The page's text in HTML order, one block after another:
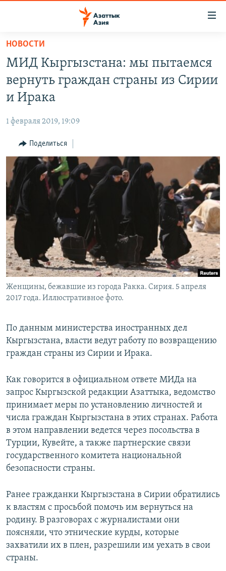
Вернуться
основному
содержанию
Вернутся
главной
навигации
Вернутся
поиску
КЫРГЫЗСТАН
ТАДЖИКИСТАН
НОВОСТИ
ВОЙНА В УКРАИНЕ
ҚАЗАҚША
КЫРГЫЗЧА
ЎЗБЕКЧА
ТОҶИКӢ
TÜRKMENÇE
Все сайты РСЕ/РС
НОВОСТИ
МИД Кыргызстана: мы пытаемся
вернуть граждан страны из Сирии
и Ирака
1 февраля 2019, 19:09
Поделиться
Женщины, бежавшие из города Ракка. Сирия. 5 апреля
2017 года. Иллюстративное фото.
По данным министерства иностранных дел
Кыргызстана, власти ведут работу по возвращению
граждан страны из Сирии и Ирака.
Как говорится в официальном ответе МИДа на
запрос Кыргызской редакции Азаттыка, ведомство
принимает меры по установлению личностей и
числа граждан Кыргызстана в этих странах. Работа
в этом направлении ведется через посольства в
Турции, Кувейте, а также партнерские связи
государственного комитета национальной
безопасности страны.
Ранее гражданки Кыргызстана в Сирии обратились
к властям с просьбой помочь им вернуться на
родину. В разговорах с журналистами они
поясняли, что этнические курды, которые
захватили их в плен, разрешили им уехать в свои
страны.